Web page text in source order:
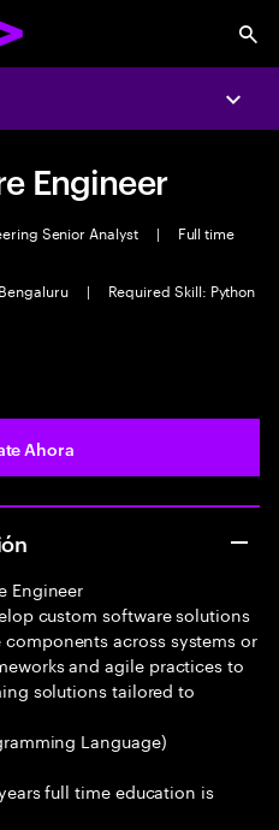
Engineer
Senior Analyst |
Full time
Bengaluru |
Required Skill: Python
Ahora
Engineer
custom software solutions
across systems or
and agile practices to
solutions tailored to
Language)
full time education is